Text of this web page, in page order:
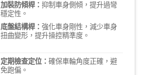
加裝防傾桿： 抑制車身側傾，提升過彎
穩定性。
底盤結構桿： 強化車身剛性，減少車身
扭曲變形，提升操控精準度。
定期檢查定位： 確保車輪角度正確，避
免跑偏。